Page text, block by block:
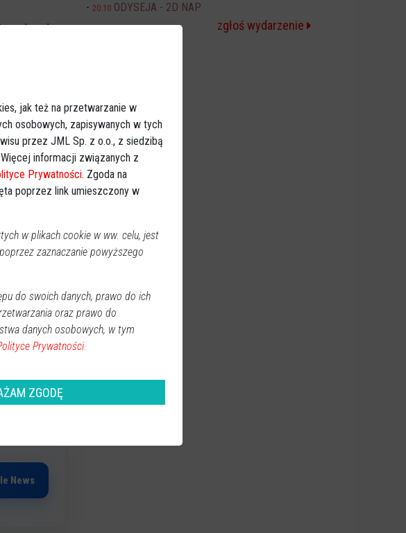
od
Umowa
w Szkole
Wartość
powiatu
jego skład
roku,
Przasnysz
Troszyn
News
20:10 ODYSEJA - 2D NAP
zgłoś wydarzenie
jak też na przetwarzanie w
osobowych, zapisywanych w tych
przez JML Sp. z o.o., z siedzibą
informacji związanych z
Prywatności. Zgoda na
poprzez link umieszczony w
w plikach cookie w ww. celu, jest
zaznaczanie powyższego
do swoich danych, prawo do ich
oraz prawo do
danych osobowych, w tym
Prywatności.
ZGODĘ